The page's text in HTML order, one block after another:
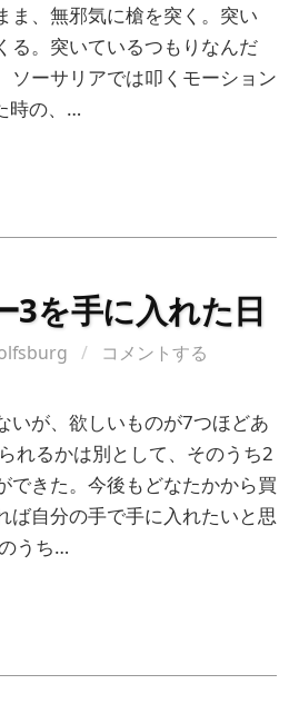
ま、無邪気に槍を突く。突い
る。突いているつもりなんだ
ソーサリアでは叩くモーション
時の、…
3を手に入れた日
/ コメントする
いが、欲しいものが7つほどあ
れるかは別として、そのうち2
できた。今後もどなたかから買
ば自分の手で手に入れたいと思
うち…